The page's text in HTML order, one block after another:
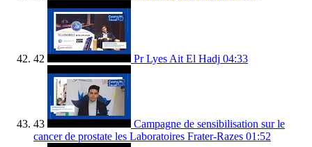
42 Pr Lyes Ait El Hadj 04:33
43
Campagne de sensibilisation sur le
cancer de prostate les Laboratoires Frater-Razes 01:52